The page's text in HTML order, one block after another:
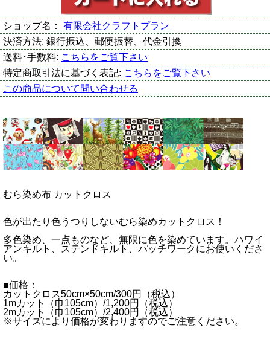
ショップ名： 有限会社クラフトプラン
決済方法: 銀行振込、郵便振替、代金引換
送料･手数料: こちらをご覧下さい
特定商取引法に基づく表記: こちらをご覧下さい
この商品について問い合わせる
むら染め布 カットクロス
色が出たり色うつりしないむら染めカットクロス！
多色染め、一点ものなど、無限に色を染めています。ハワイ
アンキルト、ステンドキルト、パッチワークにお使いくださ
い。
■価格：
カットクロス50cm×50cm/300円（税込）
1mカット（巾105cm）/1,200円（税込）
2mカット（巾105cm）/2,400円（税込）
※サイズにより価格が変わりますのでご注意ください。